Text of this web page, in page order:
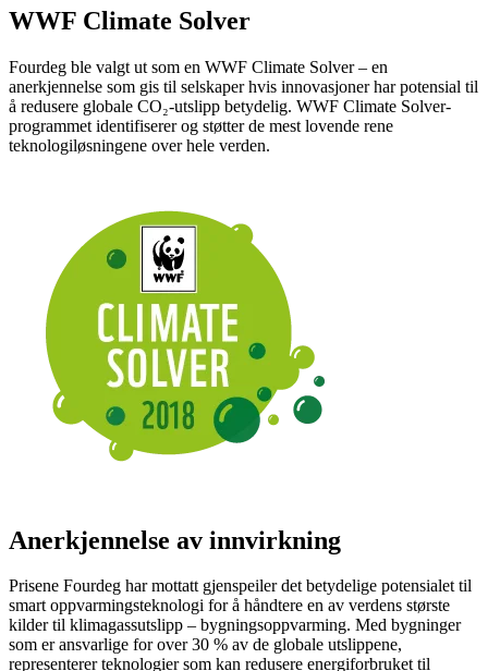
WWF Climate Solver
Fourdeg ble valgt ut som en WWF Climate Solver – en
anerkjennelse som gis til selskaper hvis innovasjoner har potensial til
å redusere globale CO₂-utslipp betydelig. WWF Climate Solver-
programmet identifiserer og støtter de mest lovende rene
teknologiløsningene over hele verden.
Anerkjennelse av innvirkning
Prisene Fourdeg har mottatt gjenspeiler det betydelige potensialet til
smart oppvarmingsteknologi for å håndtere en av verdens største
kilder til klimagassutslipp – bygningsoppvarming. Med bygninger
som er ansvarlige for over 30 % av de globale utslippene,
representerer teknologier som kan redusere energiforbruket til